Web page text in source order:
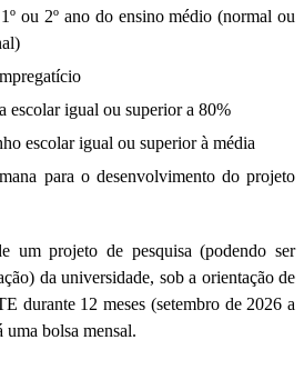
ou 2º ano do ensino médio (normal ou
escolar igual ou superior a 80%
escolar igual ou superior à média
para o desenvolvimento do projeto
um projeto de pesquisa (podendo ser
da universidade, sob a orientação de
durante 12 meses (setembro de 2026 a
uma bolsa mensal.